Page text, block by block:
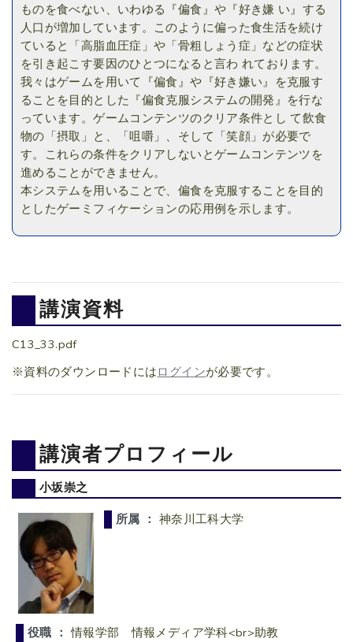
ものを食べない、いわゆる『偏食』や『好き嫌 い』する
人口が増加しています。このように偏った食生活を続け
ていると「高脂血圧症」や「骨粗しょう症」などの症状
を引き起こす要因のひとつになると言わ れております。
我々はゲームを用いて『偏食』や『好き嫌い』を克服す
ることを目的とした『偏食克服システムの開発』を行な
っています。ゲームコンテンツのクリア条件とし て飲食
物の「摂取」と、「咀嚼」、そして「笑顔」が必要で
す。これらの条件をクリアしないとゲームコンテンツを
進めることができません。
本システムを用いることで、偏食を克服することを目的
としたゲーミフィケーションの応用例を示します。
講演資料
C13_33.pdf
※資料のダウンロードには ログインが必要です。
講演者プロフィール
小坂崇之
所属 ： 神奈川工科大学
役職 ：情報学部 情報メディア学科<br>助教